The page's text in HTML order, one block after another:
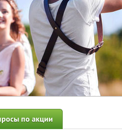
по акции